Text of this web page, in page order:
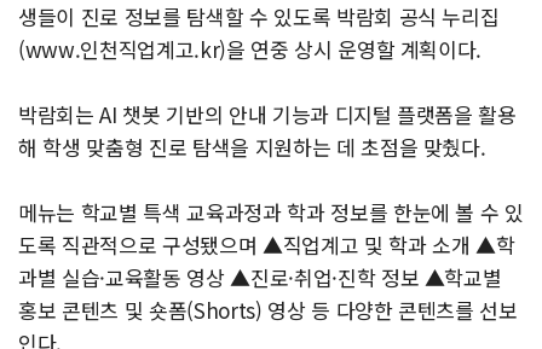
생들이 진로 정보를 탐색할 수 있도록 박람회 공식 누리집
(www.인천직업계고.kr)을 연중 상시 운영할 계획이다.
박람회는 AI 챗봇 기반의 안내 기능과 디지털 플랫폼을 활용
해 학생 맞춤형 진로 탐색을 지원하는 데 초점을 맞췄다.
메뉴는 학교별 특색 교육과정과 학과 정보를 한눈에 볼 수 있
도록 직관적으로 구성됐으며 ▲직업계고 및 학과 소개 ▲학
과별 실습·교육활동 영상 ▲진로·취업·진학 정보 ▲학교별
홍보 콘텐츠 및 숏폼(Shorts) 영상 등 다양한 콘텐츠를 선보
인다.